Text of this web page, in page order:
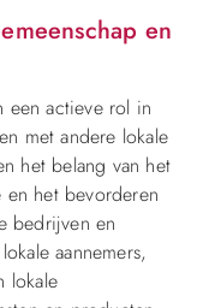
en
een actieve rol in
met andere lokale
het belang van het
het bevorderen
bedrijven en
aannemers,
lokale